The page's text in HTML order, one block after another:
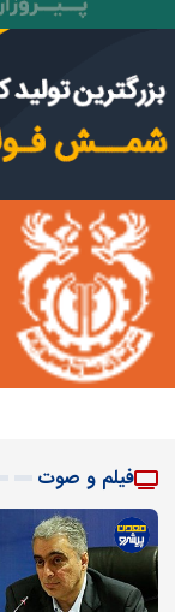
فیلم و صوت
پایگاه